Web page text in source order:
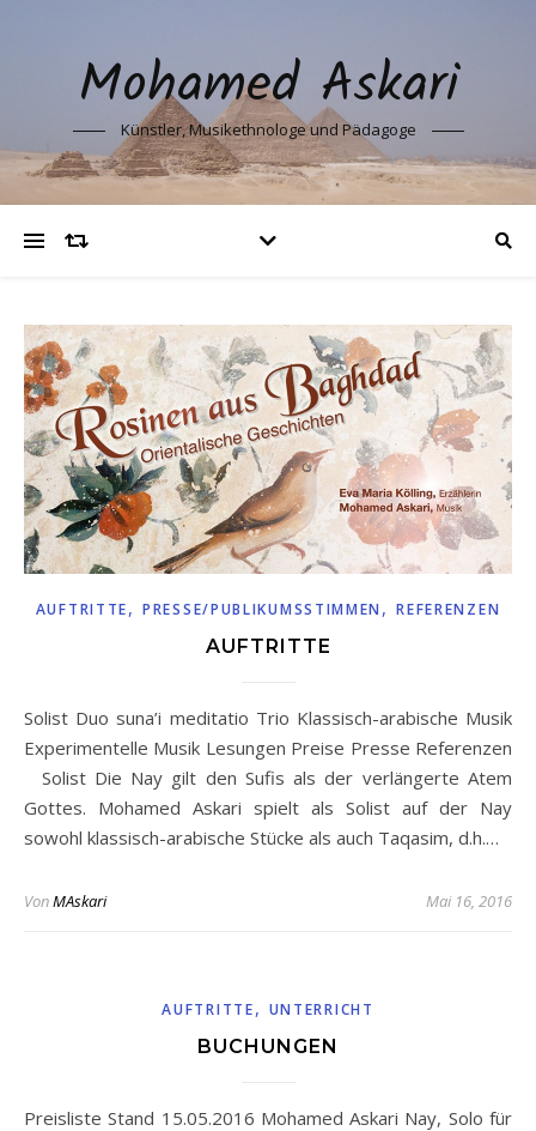
Mohamed Askari
Künstler, Musikethnologe und Pädagoge
AUFTRITTE,PRESSE/PUBLIKUMSSTIMMEN ,REFERENZEN
AUFTRITTE
Solist Duo suna’i meditatio Trio Klassisch-arabische Musik
Experimentelle Musik Lesungen Preise Presse Referenzen
Solist Die Nay gilt den Sufis als der verlängerte Atem
Gottes. Mohamed Askari spielt als Solist auf der Nay
sowohl klassisch-arabische Stücke als auch Taqasim, d.h.…
VonMAskari Mai 16, 2016
AUFTRITTE, UNTERRICHT
BUCHUNGEN
Preisliste Stand 15.05.2016 Mohamed Askari Nay, Solo für